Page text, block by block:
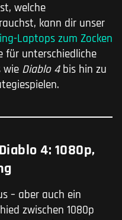
welche
kann dir unser
Laptops zum Zocken
für unterschiedliche
wie Diablo 4bis hin zu
4: 1080p,
– aber auch ein
zwischen 1080p